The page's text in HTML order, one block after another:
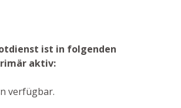
ist in folgenden
aktiv:
verfügbar.